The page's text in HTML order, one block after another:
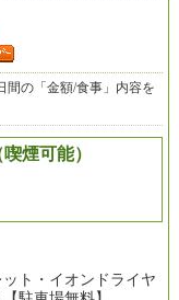
間の「金額/食事」内容を
煙可能）
ト・イオンドライヤ